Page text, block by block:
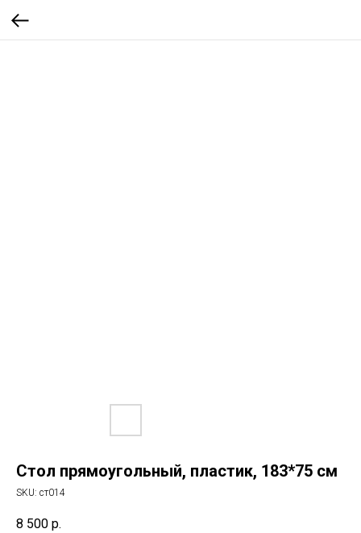
Стол прямоугольный, пластик, 183*75 см
SKU: ст014
8 500 р.